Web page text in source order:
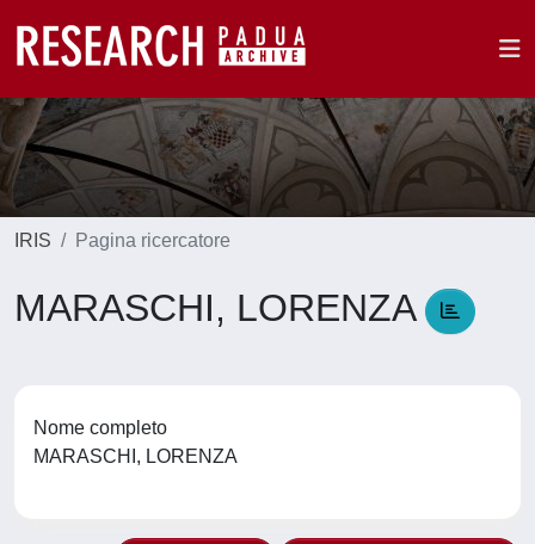
IRIS Pagina ricercatore
MARASCHI, LORENZA
Nome completo
MARASCHI, LORENZA